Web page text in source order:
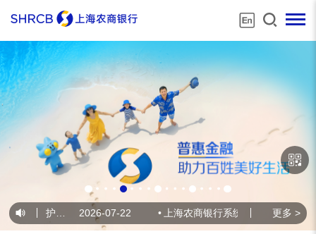
统维护公告 2026-07-22 上海农商银行系统维护公告 2026-
更多 >